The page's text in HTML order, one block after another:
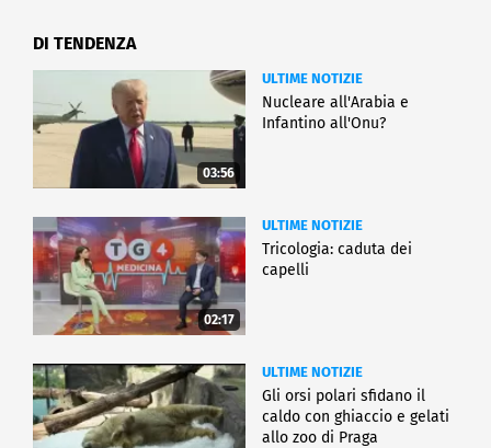
DI TENDENZA
03:56
ULTIME NOTIZIE
Nucleare all'Arabia e
Infantino all'Onu?
02:17
ULTIME NOTIZIE
Tricologia: caduta dei
capelli
ULTIME NOTIZIE
Gli orsi polari sfidano il
caldo con ghiaccio e gelati
allo zoo di Praga